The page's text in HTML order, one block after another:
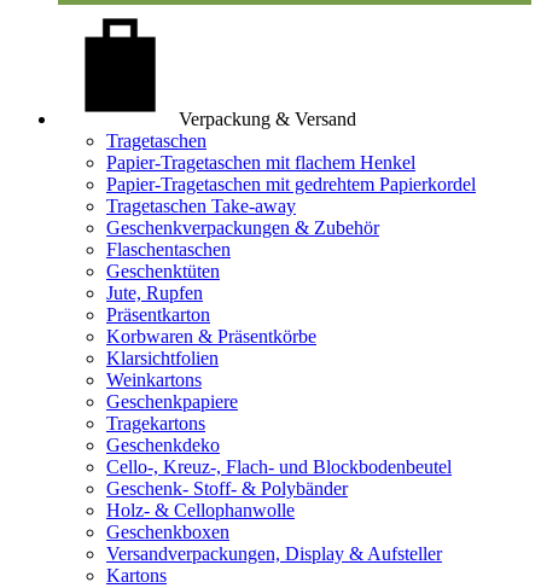
Verpackung & Versand
Tragetaschen
Papier-Tragetaschen mit flachem Henkel
Papier-Tragetaschen mit gedrehtem Papierkordel
Tragetaschen Take-away
Geschenkverpackungen & Zubehör
Flaschentaschen
Geschenktüten
Jute, Rupfen
Präsentkarton
Korbwaren & Präsentkörbe
Klarsichtfolien
Weinkartons
Geschenkpapiere
Tragekartons
Geschenkdeko
Cello-, Kreuz-, Flach- und Blockbodenbeutel
Geschenk- Stoff- & Polybänder
Holz- & Cellophanwolle
Geschenkboxen
Versandverpackungen, Display & Aufsteller
Kartons